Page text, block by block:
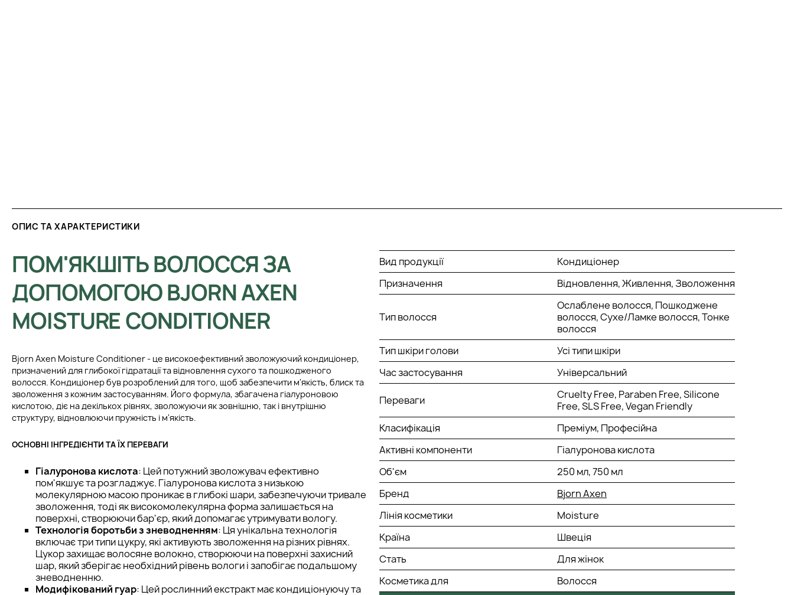
ОПИС ТА ХАРАКТЕРИСТИКИ
ПОМ'ЯКШІТЬ ВОЛОССЯ ЗА
ДОПОМОГОЮ BJORN AXEN
MOISTURE CONDITIONER
Bjorn Axen Moisture Conditioner - це високоефективний зволожуючий кондиціонер,
призначений для глибокої гідратації та відновлення сухого та пошкодженого
волосся. Кондиціонер був розроблений для того, щоб забезпечити м'якість, блиск та
зволоження з кожним застосуванням. Його формула, збагачена гіалуроновою
кислотою, діє на декількох рівнях, зволожуючи як зовнішню, так і внутрішню
структуру, відновлюючи пружність і м'якість.
ОСНОВНІ ІНГРЕДІЄНТИ ТА ЇХ ПЕРЕВАГИ
Гіалуронова кислота: Цей потужний зволожувач ефективно
пом'якшує та розгладжує. Гіалуронова кислота з низькою
молекулярною масою проникає в глибокі шари, забезпечуючи тривале
зволоження, тоді як високомолекулярна форма залишається на
поверхні, створюючи бар'єр, який допомагає утримувати вологу.
Технологія боротьби з зневодненням: Ця унікальна технологія
включає три типи цукру, які активують зволоження на різних рівнях.
Цукор захищає волосяне волокно, створюючи на поверхні захисний
шар, який зберігає необхідний рівень вологи і запобігає подальшому
зневодненню.
Модифікований гуар: Цей рослинний екстракт має кондиціонуючу та
Вид продукції
Кондиціонер
Призначення
Відновлення, Живлення, Зволоження
Тип волосся
Ослаблене волосся, Пошкоджене
волосся, Сухе/Ламке волосся, Тонке
волосся
Тип шкіри голови
Усі типи шкіри
Час застосування
Універсальний
Переваги
Cruelty Free, Paraben Free, Silicone
Free, SLS Free, Vegan Friendly
Класифікація
Преміум, Професійна
Активні компоненти
Гіалуронова кислота
Об'єм
250 мл, 750 мл
Бренд
Bjorn Axen
Лінія косметики
Moisture
Країна
Швеція
Стать
Для жінок
Косметика для
Волосся